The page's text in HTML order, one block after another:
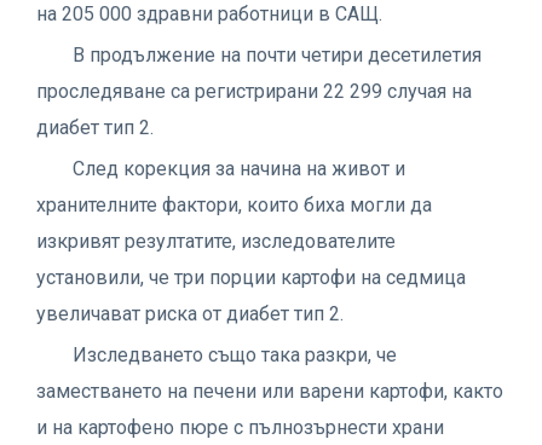
на 205 000 здравни работници в САЩ.
В продължение на почти четири десетилетия
проследяване са регистрирани 22 299 случая на
диабет тип 2.
След корекция за начина на живот и
хранителните фактори, които биха могли да
изкривят резултатите, изследователите
установили, че три порции картофи на седмица
увеличават риска от диабет тип 2.
Изследването също така разкри, че
заместването на печени или варени картофи, както
и на картофено пюре с пълнозърнести храни